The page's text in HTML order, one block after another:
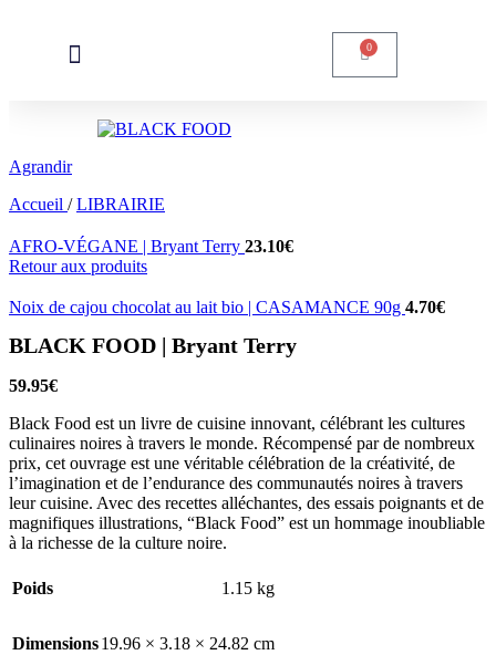
0
Agrandir
Accueil / LIBRAIRIE
AFRO-VÉGANE | Bryant Terry 23.10€
Retour aux produits
Noix de cajou chocolat au lait bio | CASAMANCE 90g 4.70€
BLACK FOOD | Bryant Terry
59.95€
Black Food est un livre de cuisine innovant, célébrant les cultures
culinaires noires à travers le monde. Récompensé par de nombreux
prix, cet ouvrage est une véritable célébration de la créativité, de
l’imagination et de l’endurance des communautés noires à travers
leur cuisine. Avec des recettes alléchantes, des essais poignants et de
magnifiques illustrations, “Black Food” est un hommage inoubliable
à la richesse de la culture noire.
Poids 1.15 kg
Dimensions19.96 × 3.18 × 24.82 cm